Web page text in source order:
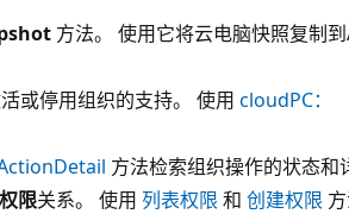
方法。 使用它将云电脑快照复制
或停用组织的支持。 使用 cloudPC：
方法检索组织操作的状态和
权限关系。 使用 列表权限 和 创建权限